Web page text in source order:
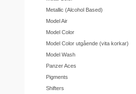
Metallic (Alcohol Based)
Model Air
Model Color
Model Color utgående (vita korkar)
Model Wash
Panzer Aces
Pigments
Shifters